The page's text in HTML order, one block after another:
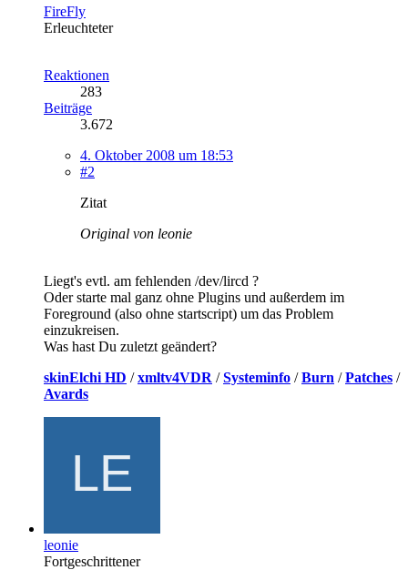
FireFly
Erleuchteter
Reaktionen
283
Beiträge
3.672
4. Oktober 2008 um 18:53
#2
Zitat
Original von leonie
Liegt's evtl. am fehlenden /dev/lircd ?
Oder starte mal ganz ohne Plugins und außerdem im
Foreground (also ohne startscript) um das Problem
einzukreisen.
Was hast Du zuletzt geändert?
skinElchi HD /xmltv4VDR /Systeminfo /Burn /Patches /
Avards
leonie
Fortgeschrittener